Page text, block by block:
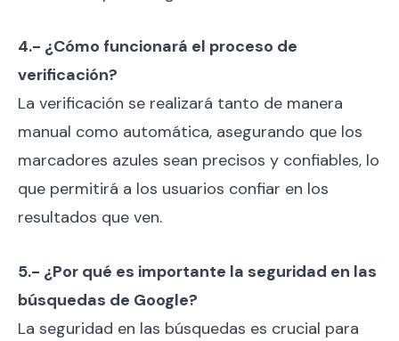
4.- ¿Cómo funcionará el proceso de
verificación?
La verificación se realizará tanto de manera
manual como automática, asegurando que los
marcadores azules sean precisos y confiables, lo
que permitirá a los usuarios confiar en los
resultados que ven.
5.- ¿Por qué es importante la seguridad en las
búsquedas de Google?
La seguridad en las búsquedas es crucial para